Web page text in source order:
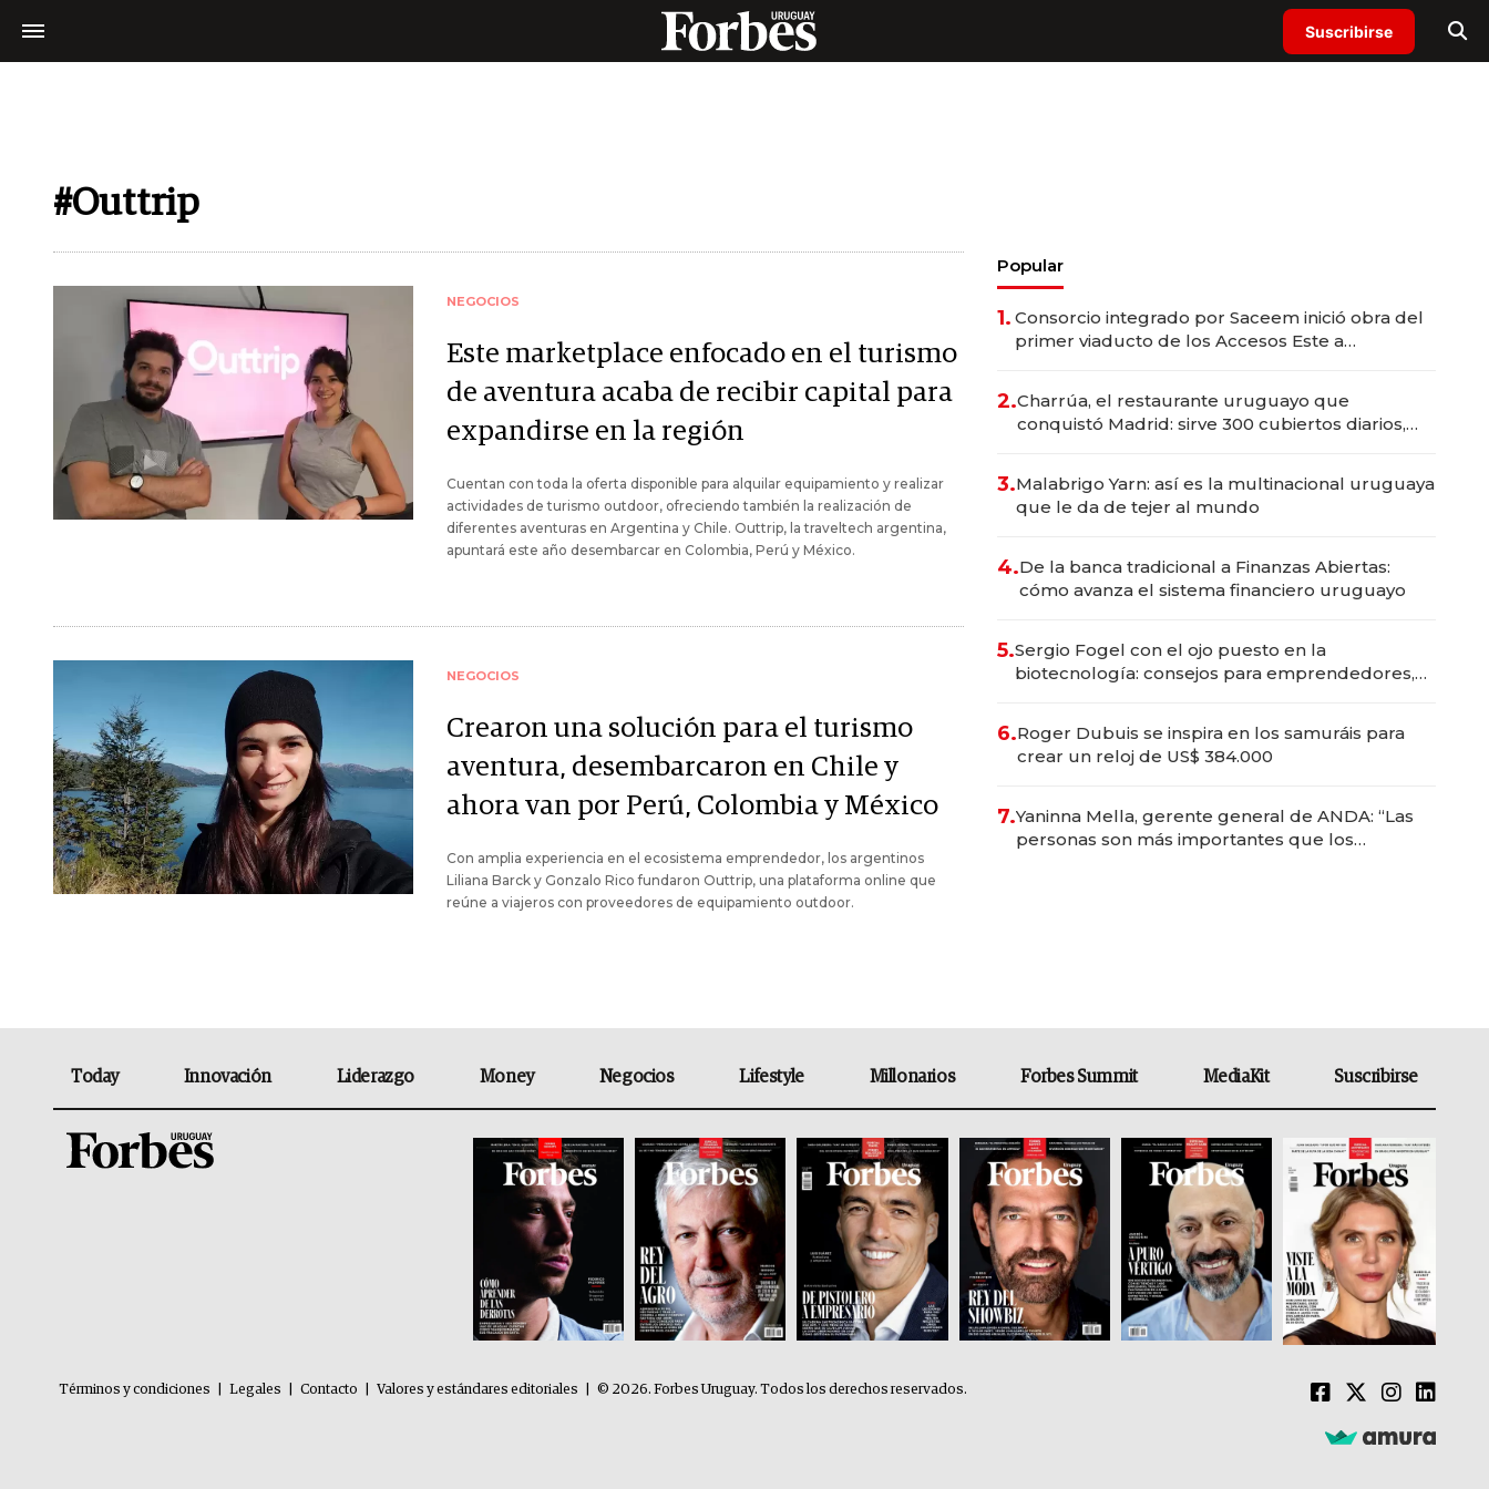
Suscribirse
#Outtrip
NEGOCIOS
Este marketplace enfocado en el turismo
de aventura acaba de recibir capital para
expandirse en la región
Cuentan con toda la oferta disponible para alquilar equipamiento y realizar
actividades de turismo outdoor, ofreciendo también la realización de
diferentes aventuras en Argentina y Chile. Outtrip, la traveltech argentina,
apuntará este año desembarcar en Colombia, Perú y México.
NEGOCIOS
Crearon una solución para el turismo
aventura, desembarcaron en Chile y
ahora van por Perú, Colombia y México
Con amplia experiencia en el ecosistema emprendedor, los argentinos
Liliana Barck y Gonzalo Rico fundaron Outtrip, una plataforma online que
reúne a viajeros con proveedores de equipamiento outdoor.
Popular
1. Consorcio integrado por Saceem inició obra del
primer viaducto de los Accesos Este a
2.Charrúa, el restaurante uruguayo que
conquistó Madrid: sirve 300 cubiertos diarios,
3.Malabrigo Yarn: así es la multinacional uruguaya
que le da de tejer al mundo
4.De la banca tradicional a Finanzas Abiertas:
cómo avanza el sistema financiero uruguayo
5.Sergio Fogel con el ojo puesto en la
biotecnología: consejos para emprendedores,
6.Roger Dubuis se inspira en los samuráis para
crear un reloj de US$ 384.000
7.Yaninna Mella, gerente general de ANDA: “Las
personas son más importantes que los
Today Innovación Liderazgo Money Negocios Lifestyle Millonarios Forbes Summit MediaKit Suscribirse
Términos y condiciones Legales Contacto Valores y estándares editoriales © 2026. Forbes Uruguay. Todos los derechos reservados.